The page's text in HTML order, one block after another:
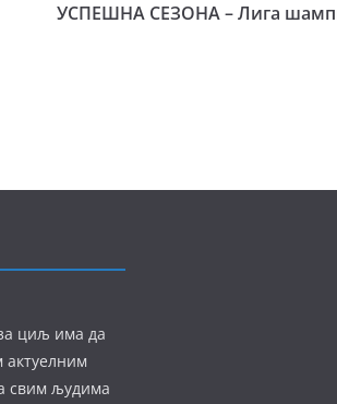
УСПЕШНА СЕЗОНА – Лига
циљ има да
свим људима